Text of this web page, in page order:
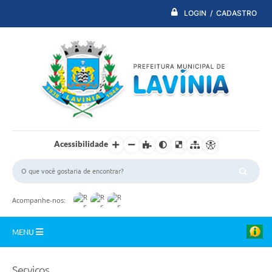
LOGIN / CADASTRO
Acessibilidade
Acompanhe-nos:
MENU
PDTI